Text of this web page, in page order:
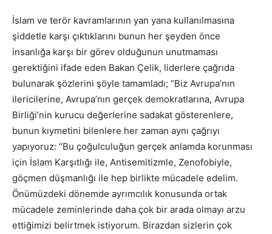
İslam ve terör kavramlarının yan yana kullanılmasına
şiddetle karşı çıktıklarını bunun her şeyden önce
insanlığa karşı bir görev olduğunun unutmaması
gerektiğini ifade eden Bakan Çelik, liderlere çağrıda
bulunarak şözlerini şöyle tamamladı; “Biz Avrupa’nın
ilericilerine, Avrupa’nın gerçek demokratlarına, Avrupa
Birliği’nin kurucu değerlerine sadakat gösterenlere,
bunun kıymetini bilenlere her zaman aynı çağrıyı
yapıyoruz: “Bu çoğulculuğun gerçek anlamda korunması
için İslam Karşıtlığı ile, Antisemitizmle, Zenofobiyle,
göçmen düşmanlığı ile hep birlikte mücadele edelim.
Önümüzdeki dönemde ayrımcılık konusunda ortak
mücadele zeminlerinde daha çok bir arada olmayı arzu
ettiğimizi belirtmek istiyorum. Birazdan sizlerin çok